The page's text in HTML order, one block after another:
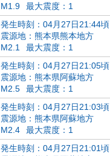
M1.9
最大震度：1
発生時刻：04月27日21:44頃
震源地：熊本県熊本地方
M2.1
最大震度：1
発生時刻：04月27日21:05頃
震源地：熊本県阿蘇地方
M2.5
最大震度：1
発生時刻：04月27日21:03頃
震源地：熊本県阿蘇地方
M2.4
最大震度：1
発生時刻：04月27日21:01頃